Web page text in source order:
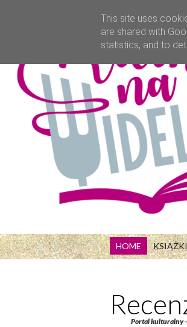
HOME KSIĄŻKI
Portal kulturalny -
This site uses
are shared with
statistics, and to